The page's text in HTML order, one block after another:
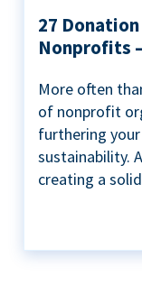
27
Nonprofits
More often
of nonprofit
furthering
sustainability.
creating a